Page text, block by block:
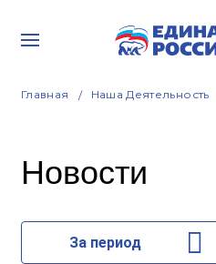
Главная Наша Деятельность
Новости
За период